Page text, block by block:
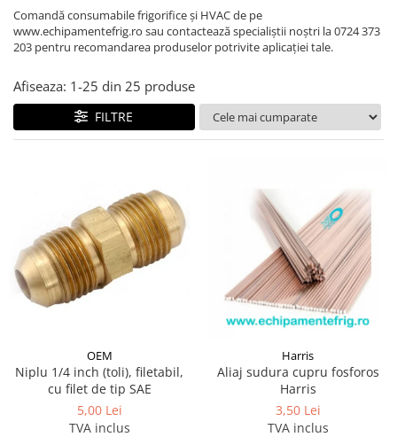
VENTILATOARE AXIALE
Comandă consumabile frigorifice și HVAC de pe
www.echipamentefrig.ro sau contactează specialiștii noștri la 0724 373
203 pentru recomandarea produselor potrivite aplicației tale.
Afiseaza: 1-25 din 25 produse
FILTRE
OEM
Niplu 1/4 inch (toli), filetabil,
cu filet de tip SAE
5,00 Lei
TVA inclus
Harris
Aliaj sudura cupru fosforos
Harris
3,50 Lei
TVA inclus